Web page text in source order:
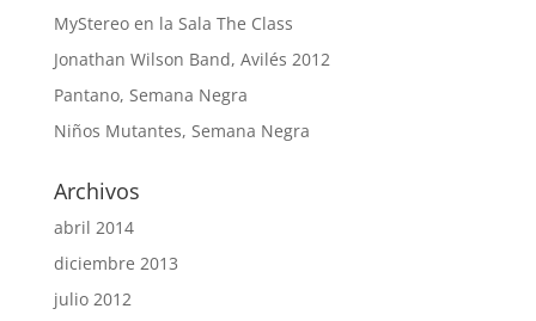
MyStereo en la Sala The Class
Jonathan Wilson Band, Avilés 2012
Pantano, Semana Negra
Niños Mutantes, Semana Negra
Archivos
abril 2014
diciembre 2013
julio 2012